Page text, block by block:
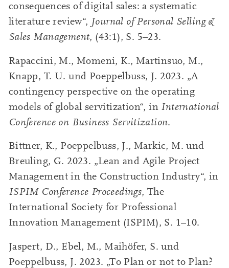
consequences of digital sales: a systematic
literature review“, Journal of Personal Selling &
Sales Management, (43:1), S. 5–23.
Rapaccini, M., Momeni, K., Martinsuo, M.,
Knapp, T. U. und Poeppelbuss, J. 2023. „A
contingency perspective on the operating
models of global servitization“, in International
Conference on Business Servitization.
Bittner, K., Poeppelbuss, J., Markic, M. und
Breuling, G. 2023. „Lean and Agile Project
Management in the Construction Industry“, in
ISPIM Conference Proceedings, The
International Society for Professional
Innovation Management (ISPIM), S. 1–10.
Jaspert, D., Ebel, M., Maihöfer, S. und
Poeppelbuss, J. 2023. „To Plan or not to Plan?